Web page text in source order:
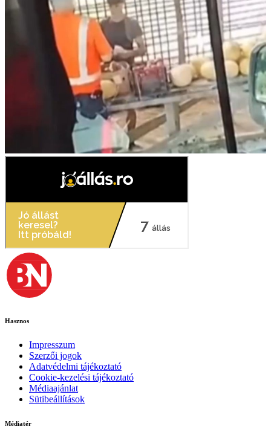
Hasznos
Impresszum
Szerzői jogok
Adatvédelmi tájékoztató
Cookie-kezelési tájékoztató
Médiaajánlat
Sütibeállítások
Médiatér